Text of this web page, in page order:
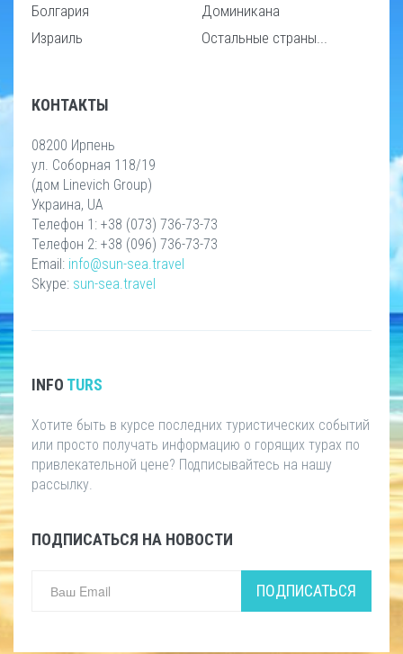
Болгария
Израиль
Доминикана
Остальные страны...
КОНТАКТЫ
08200 Ирпень
ул. Соборная 118/19
(дом Linevich Group)
Украина, UA
Телефон 1: +38 (073) 736-73-73
Телефон 2: +38 (096) 736-73-73
Email: info@sun-sea.travel
Skype: sun-sea.travel
INFO TURS
Хотите быть в курсе последних туристических событий
или просто получать информацию о горящих турах по
привлекательной цене? Подписывайтесь на нашу
рассылку.
ПОДПИСАТЬСЯ НА НОВОСТИ
ПОДПИСАТЬСЯ